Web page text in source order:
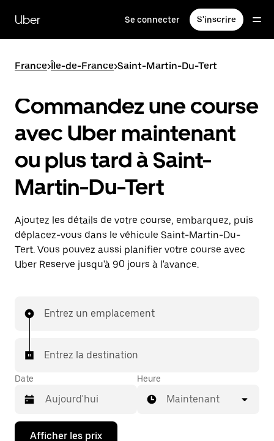
contenu
principal
Uber Se connecter S'inscrire
France>Île-de-France>Saint-Martin-Du-Tert
Commandez une course
avec Uber maintenant
ou plus tard à Saint-
Martin-Du-Tert
Ajoutez les détails de votre course, embarquez, puis
déplacez-vous dans le véhicule Saint-Martin-Du-
Tert. Vous pouvez aussi planifier votre course avec
Uber Reserve jusqu'à 90 jours à l'avance.
Entrez un emplacement
Entrez la destination
Date
Appuyez
Heure
Maintenant
Afficher les prix